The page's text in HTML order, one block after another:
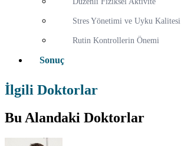
Stres Yönetimi ve Uyku Kalitesi
Rutin Kontrollerin Önemi
Sonuç
İlgili Doktorlar
Bu Alandaki Doktorlar